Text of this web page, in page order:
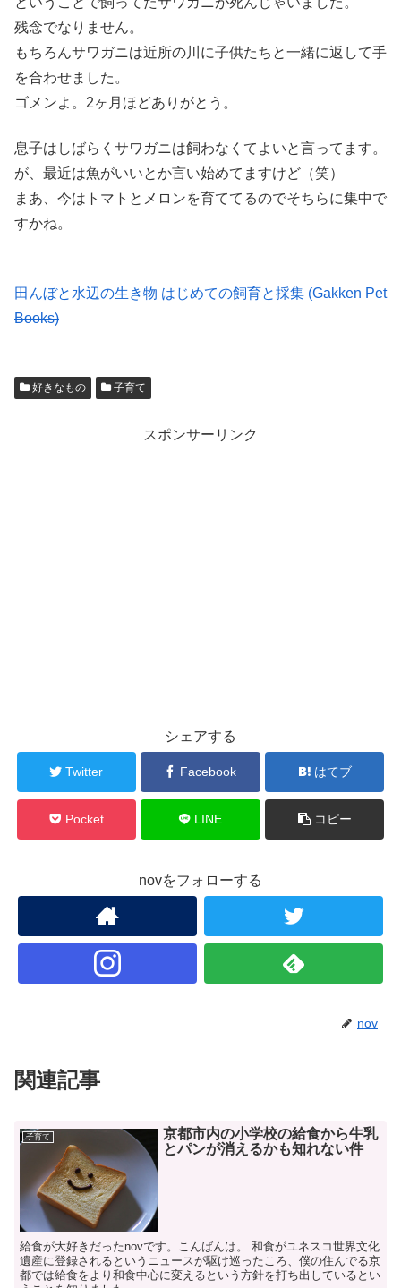
残念でなりません。
もちろんサワガニは近所の川に子供たちと一緒に返して手
を合わせました。
ゴメンよ。2ヶ月ほどありがとう。
息子はしばらくサワガニは飼わなくてよいと言ってます。
が、最近は魚がいいとか言い始めてますけど（笑）
まあ、今はトマトとメロンを育ててるのでそちらに集中で
すかね。
田んぼと水辺の生き物 はじめての飼育と採集 (Gakken Pet
Books)
好きなもの 子育て
スポンサーリンク
シェアする
Twitter Facebook はてブ
Pocket LINE コピー
novをフォローする
nov
関連記事
子育て
京都市内の小学校の給食から牛乳
とパンが消えるかも知れない件
給食が大好きだったnovです。こんばんは。 和食がユネスコ世界文化
遺産に登録されるというニュースが駆け巡ったころ、僕の住んでる京
都では給食をより和食中心に変えるという方針を打ち出しているとい